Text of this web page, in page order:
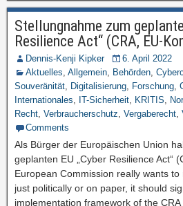
Stellungnahme zum
Resilience Act“ (CRA, EU-
Dennis-Kenji Kipker
6. April 2022
Aktuelles, Allgemein, Behörden,
Souveränität, Digitalisierung, Forschung,
Internationales, IT-Sicherheit, KRITIS,
Recht, Verbraucherschutz, Vergaberecht,
Comments
Als Bürger der Europäischen Union
geplanten EU „Cyber Resilience Act“
European Commission really wants
just politically or on paper, it should
implementation framework of the